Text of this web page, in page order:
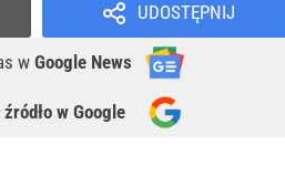
UDOSTĘPNIJ
w Google News
źródło w Google